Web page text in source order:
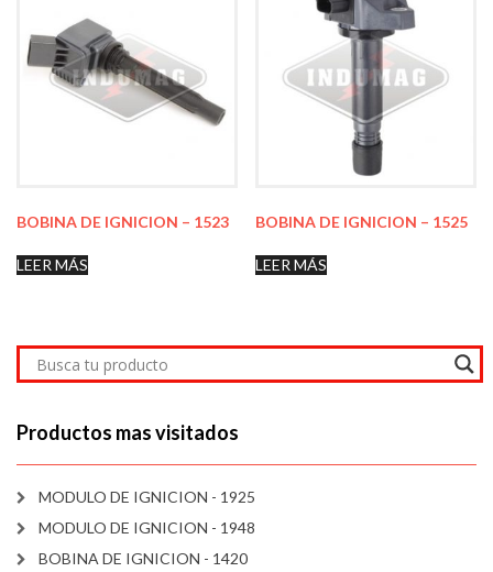
BOBINA DE IGNICION – 1523
LEER MÁS
BOBINA DE IGNICION – 1525
LEER MÁS
Productos mas visitados
MODULO DE IGNICION - 1925
MODULO DE IGNICION - 1948
BOBINA DE IGNICION - 1420